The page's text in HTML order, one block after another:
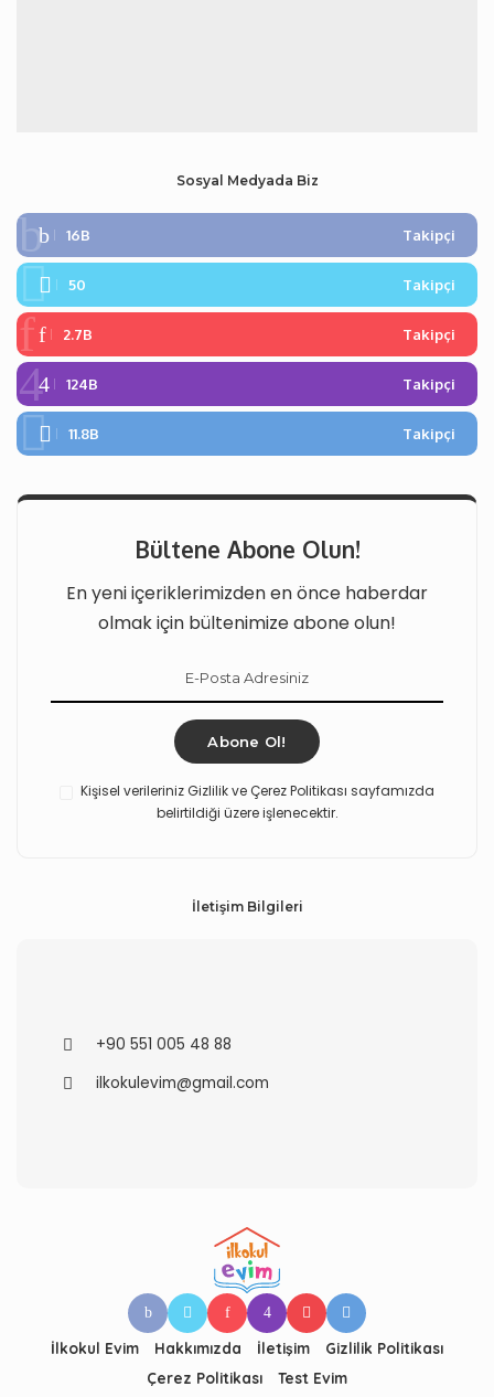
Sosyal Medyada Biz
16B Takipçi
50 Takipçi
2.7B Takipçi
124B Takipçi
11.8B Takipçi
Bültene Abone Olun!
En yeni içeriklerimizden en önce haberdar
olmak için bültenimize abone olun!
Abone Ol!
Kişisel verileriniz Gizlilik ve Çerez Politikası sayfamızda
belirtildiği üzere işlenecektir.
İletişim Bilgileri
+90 551 005 48 88
ilkokulevim@gmail.com
İlkokul Evim Hakkımızda İletişim
Gizlilik Politikası
Çerez Politikası
Test Evim